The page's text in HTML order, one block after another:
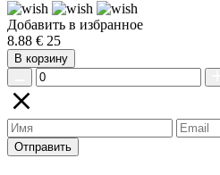
Добавить в избранное
8.88 € 25
В корзину
Отправить